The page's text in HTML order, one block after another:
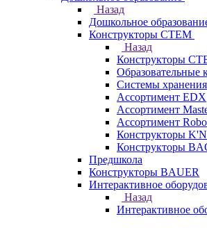
Назад
Дошкольное
Конструкторы СТЕМ
Назад
Конструкторы
Образовательные
Системы хранения
Ассортимент EDX
Ассортимент
Ассортимент
Конструкторы
Конструкторы
Предшкола
Конструкторы BAUER
Интерактивное
Назад
Интерактивное